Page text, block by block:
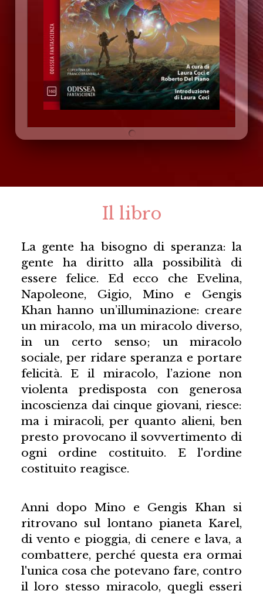
Il libro
La gente ha bisogno di speranza: la
gente ha diritto alla possibilità di
essere felice. Ed ecco che Evelina,
Napoleone, Gigio, Mino e Gengis
Khan hanno un’illuminazione: creare
un miracolo, ma un miracolo diverso,
in un certo senso; un miracolo
sociale, per ridare speranza e portare
felicità. E il miracolo, l’azione non
violenta predisposta con generosa
incoscienza dai cinque giovani, riesce:
ma i miracoli, per quanto alieni, ben
presto provocano il sovvertimento di
ogni ordine costituito. E l'ordine
costituito reagisce.
Anni dopo Mino e Gengis Khan si
ritrovano sul lontano pianeta Karel,
di vento e pioggia, di cenere e lava, a
combattere, perché questa era ormai
l'unica cosa che potevano fare, contro
il loro stesso miracolo, quegli esseri